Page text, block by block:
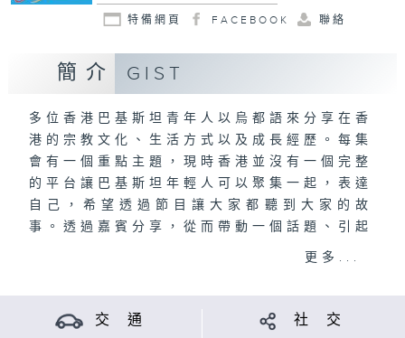
特備網頁 FACEBOOK 聯絡
簡介 GIST
多位香港巴基斯坦青年人以烏都語來分享在香
港的宗教文化、生活方式以及成長經歷。每集
會有一個重點主題，現時香港並沒有一個完整
的平台讓巴基斯坦年輕人可以聚集一起，表達
自己，希望透過節目讓大家都聽到大家的故
事。透過嘉賓分享，從而帶動一個話題、引起
討論，產生正面影響，更進一步加強香港巴基
Produced by CHAN CHOI SIM
更多...
交 通 社 交